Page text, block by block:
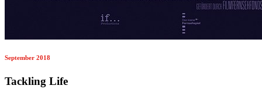
September 2018
Tackling Life